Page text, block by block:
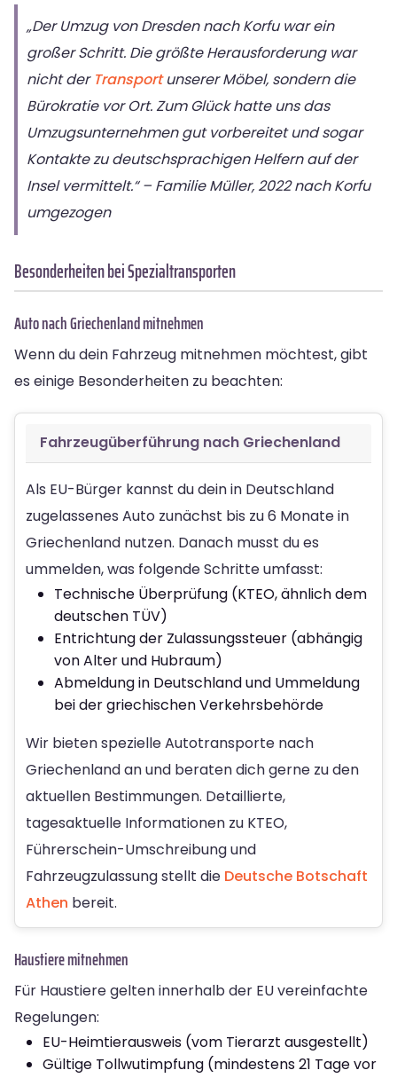
„Der Umzug von Dresden nach Korfu war ein
großer Schritt. Die größte Herausforderung war
nicht der Transportunserer Möbel, sondern die
Bürokratie vor Ort. Zum Glück hatte uns das
Umzugsunternehmen gut vorbereitet und sogar
Kontakte zu deutschsprachigen Helfern auf der
Insel vermittelt.“ – Familie Müller, 2022 nach Korfu
umgezogen
Besonderheiten bei Spezialtransporten
Auto nach Griechenland mitnehmen
Wenn du dein Fahrzeug mitnehmen möchtest, gibt
es einige Besonderheiten zu beachten:
Fahrzeugüberführung nach Griechenland
Als EU-Bürger kannst du dein in Deutschland
zugelassenes Auto zunächst bis zu 6 Monate in
Griechenland nutzen. Danach musst du es
ummelden, was folgende Schritte umfasst:
Technische Überprüfung (KTEO, ähnlich dem
deutschen TÜV)
Entrichtung der Zulassungssteuer (abhängig
von Alter und Hubraum)
Abmeldung in Deutschland und Ummeldung
bei der griechischen Verkehrsbehörde
Wir bieten spezielle Autotransporte nach
Griechenland an und beraten dich gerne zu den
aktuellen Bestimmungen. Detaillierte,
tagesaktuelle Informationen zu KTEO,
Führerschein-Umschreibung und
Fahrzeugzulassung stellt die Deutsche Botschaft
Athen bereit.
Haustiere mitnehmen
Für Haustiere gelten innerhalb der EU vereinfachte
Regelungen:
EU-Heimtierausweis (vom Tierarzt ausgestellt)
Gültige Tollwutimpfung (mindestens 21 Tage vor